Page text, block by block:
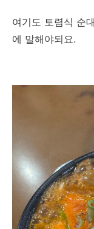
여기도 토렴식 순
에 말해야되요.